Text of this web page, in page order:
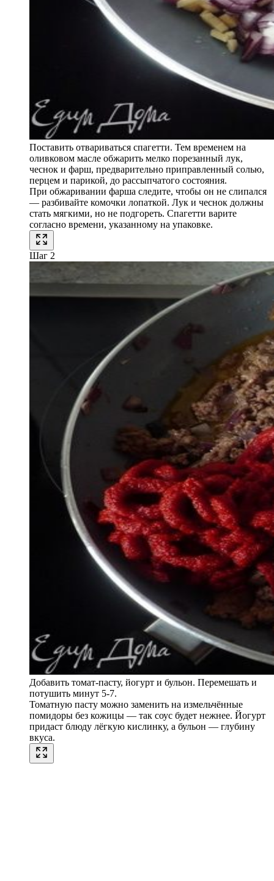
Поставить отвариваться спагетти. Тем временем на
оливковом масле обжарить мелко порезанный лук,
чеснок и фарш, предварительно приправленный солью,
перцем и парикой, до рассыпчатого состояния.
При обжаривании фарша следите, чтобы он не слипался
— разбивайте комочки лопаткой. Лук и чеснок должны
стать мягкими, но не подгореть. Спагетти варите
согласно времени, указанному на упаковке.
Шаг 2
Добавить томат-пасту, йогурт и бульон. Перемешать и
потушить минут 5-7.
Томатную пасту можно заменить на измельчённые
помидоры без кожицы — так соус будет нежнее. Йогурт
придаст блюду лёгкую кислинку, а бульон — глубину
вкуса.